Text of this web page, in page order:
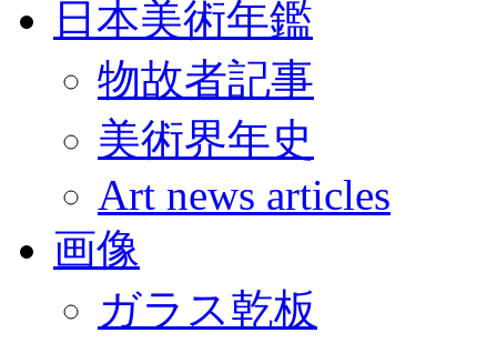
日本美術年鑑
物故者記事
美術界年史
Art news articles
画像
ガラス乾板